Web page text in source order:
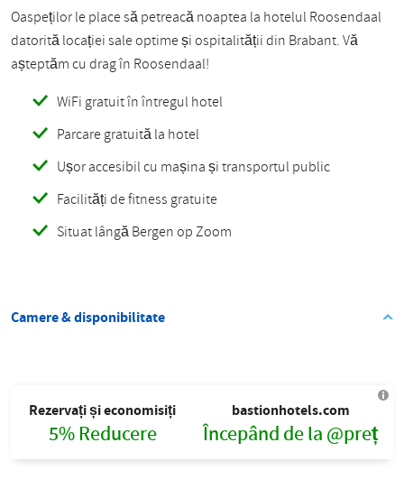
Oaspeților le place să petreacă noaptea la hotelul Roosendaal
datorită locației sale optime și ospitalității din Brabant. Vă
așteptăm cu drag în Roosendaal!
WiFi gratuit în întregul hotel
Parcare gratuită la hotel
Ușor accesibil cu mașina și transportul public
Facilități de fitness gratuite
Situat lângă Bergen op Zoom
Camere & disponibilitate
Rezervați și economisiți
5% Reducere
bastionhotels.com
Începând de la @preț